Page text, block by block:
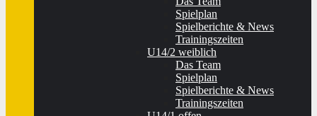
Spielplan
Spielberichte & News
Trainingszeiten
U14/2 weiblich
Das Team
Spielplan
Spielberichte & News
Trainingszeiten